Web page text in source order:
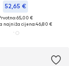
52,65 €
65,00 €
najniža cijena:46,80 €